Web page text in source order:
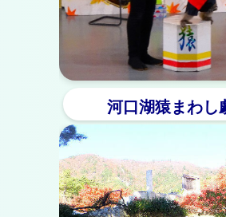
河口湖猿まわし